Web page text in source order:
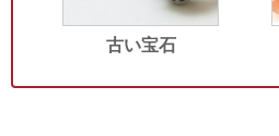
古い宝石